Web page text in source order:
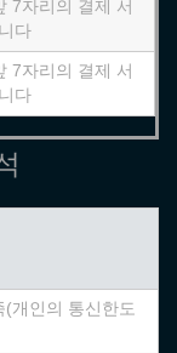
7자리의 결제 서
다
7자리의 결제 서
다
개인의 통신한도